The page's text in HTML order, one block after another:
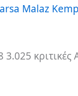
Malaz
3.025 κριτικές